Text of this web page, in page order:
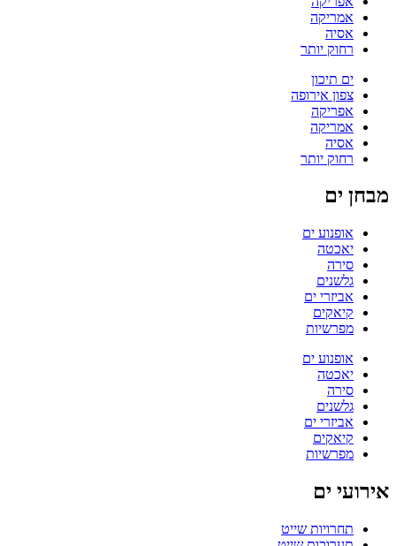
אמריקה
אסיה
רחוק יותר
ים תיכון
צפון אירופה
אפריקה
אמריקה
אסיה
רחוק יותר
מבחן ים
אופנוע ים
יאכטה
סירה
גלשנים
אביזרי ים
קיאקים
מפרשיות
אופנוע ים
יאכטה
סירה
גלשנים
אביזרי ים
קיאקים
מפרשיות
אירועי ים
תחרויות שייט